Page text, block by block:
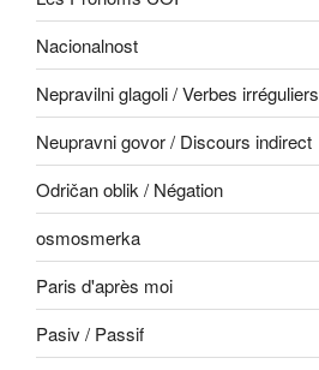
Nacionalnost
Nepravilni glagoli / Verbes irréguliers
Neupravni govor / Discours indirect
Odričan oblik / Négation
osmosmerka
Paris d'après moi
Pasiv / Passif